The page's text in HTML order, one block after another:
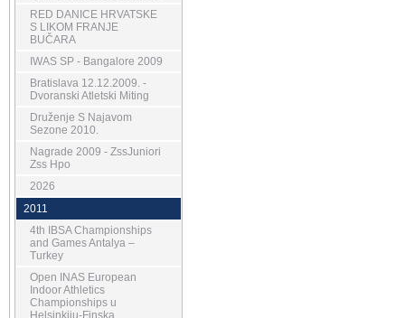
RED DANICE HRVATSKE
S LIKOM FRANJE
BUČARA
IWAS SP - Bangalore 2009
Bratislava 12.12.2009. -
Dvoranski Atletski Miting
Druženje S Najavom
Sezone 2010.
Nagrade 2009 - ZssJuniori
Zss Hpo
2026
2011
4th IBSA Championships
and Games Antalya –
Turkey
Open INAS European
Indoor Athletics
Championships u
Helsinkiju-Finska